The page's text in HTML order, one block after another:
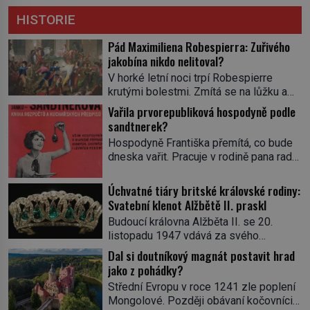
HISTORIE
Pád Maximiliena Robespierra: Zuřivého
jakobína nikdo nelitoval?
V horké letní noci trpí Robespierre
krutými bolestmi. Zmítá se na lůžku a
hlavou mu víří kolotoč myšlenek. Když
se probere z mdlob, vzpomene si na
jednu z pařížských jasnovidek, kterou
před lety navštívil. Prorokovala mu
tragický osud. Tehdy se jí vysmál.
prohlásil o něm jiný významný
francouzský revolucionář, Honoré de
Mirabeau […]
Vařila prvorepubliková hospodyně podle
sandtnerek?
Hospodyně Františka přemítá, co bude
dneska vařit. Pracuje v rodině pana rady
rychle v jedné ze „sandtnerek“.
„Zaplaťpánbůh, že už nemusíme chodit
s lístky,“ povzdechne si směrem ke
služce, kterou má v kuchyni k ruce.
Ještě v prvních letech nové republiky
fungoval kvůli nedostatku zboží
přídělový systém. […]
Úchvatné tiáry britské královské rodiny:
Svatební klenot Alžbětě II. praskl
Budoucí královna Alžběta II. se 20.
listopadu 1947 vdává za svého
vyvoleného Filipa Mountbattena. Aby
měla na obřad ve Westminsteru podle
tradice „něco vypůjčeného“, její matka jí
věnuje jedinečný šperk ze své
soukromé kolekce – diamantovou tiáru
Dal si doutníkový magnát postavit hrad
jako z pohádky?
Střední Evropu v roce 1241 zle poplení
Mongolové. Později obávaní kočovníci